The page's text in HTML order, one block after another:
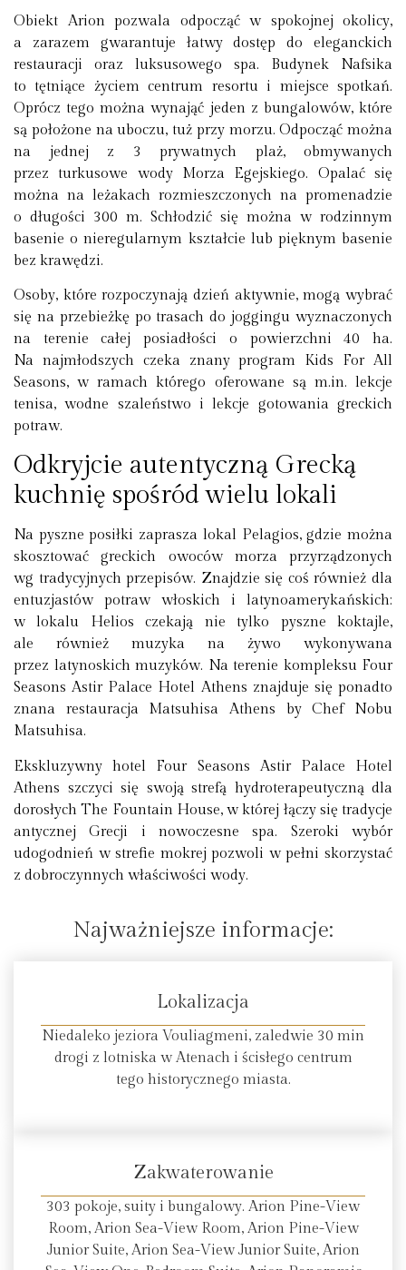
Obiekt Arion pozwala odpocząć w spokojnej okolicy,
a zarazem gwarantuje łatwy dostęp do eleganckich
restauracji oraz luksusowego spa. Budynek Nafsika
to tętniące życiem centrum resortu i miejsce spotkań.
Oprócz tego można wynająć jeden z bungalowów, które
są położone na uboczu, tuż przy morzu. Odpocząć można
na jednej z 3 prywatnych plaż, obmywanych
przez turkusowe wody Morza Egejskiego. Opalać się
można na leżakach rozmieszczonych na promenadzie
o długości 300 m. Schłodzić się można w rodzinnym
basenie o nieregularnym kształcie lub pięknym basenie
bez krawędzi.
Osoby, które rozpoczynają dzień aktywnie, mogą wybrać
się na przebieżkę po trasach do joggingu wyznaczonych
na terenie całej posiadłości o powierzchni 40 ha.
Na najmłodszych czeka znany program Kids For All
Seasons, w ramach którego oferowane są m.in. lekcje
tenisa, wodne szaleństwo i lekcje gotowania greckich
potraw.
Odkryjcie autentyczną Grecką
kuchnię spośród wielu lokali
Na pyszne posiłki zaprasza lokal Pelagios, gdzie można
skosztować greckich owoców morza przyrządzonych
wg tradycyjnych przepisów. Znajdzie się coś również dla
entuzjastów potraw włoskich i latynoamerykańskich:
w lokalu Helios czekają nie tylko pyszne koktajle,
ale również muzyka na żywo wykonywana
przez latynoskich muzyków. Na terenie kompleksu Four
Seasons Astir Palace Hotel Athens znajduje się ponadto
znana restauracja Matsuhisa Athens by Chef Nobu
Matsuhisa.
Ekskluzywny hotel Four Seasons Astir Palace Hotel
Athens szczyci się swoją strefą hydroterapeutyczną dla
dorosłych The Fountain House, w której łączy się tradycje
antycznej Grecji i nowoczesne spa. Szeroki wybór
udogodnień w strefie mokrej pozwoli w pełni skorzystać
z dobroczynnych właściwości wody.
Najważniejsze informacje:
Lokalizacja
Niedaleko jeziora Vouliagmeni, zaledwie 30 min
drogi z lotniska w Atenach i ścisłego centrum
tego historycznego miasta.
Zakwaterowanie
303 pokoje, suity i bungalowy. Arion Pine-View
Room, Arion Sea-View Room, Arion Pine-View
Junior Suite, Arion Sea-View Junior Suite, Arion